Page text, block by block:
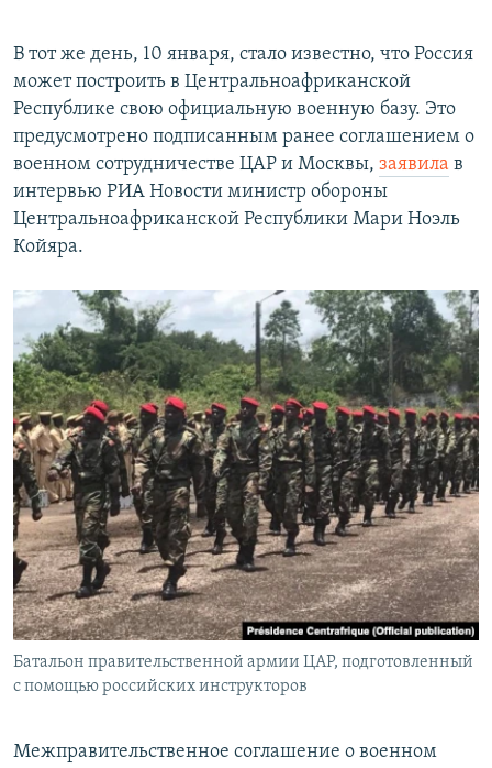
В тот же день, 10 января, стало известно, что Россия
может построить в Центральноафриканской
Республике свою официальную военную базу. Это
предусмотрено подписанным ранее соглашением о
военном сотрудничестве ЦАР и Москвы, заявила в
интервью РИА Новости министр обороны
Центральноафриканской Республики Мари Ноэль
Койяра.
Батальон правительственной армии ЦАР, подготовленный
с помощью российских инструкторов
Межправительственное соглашение о военном